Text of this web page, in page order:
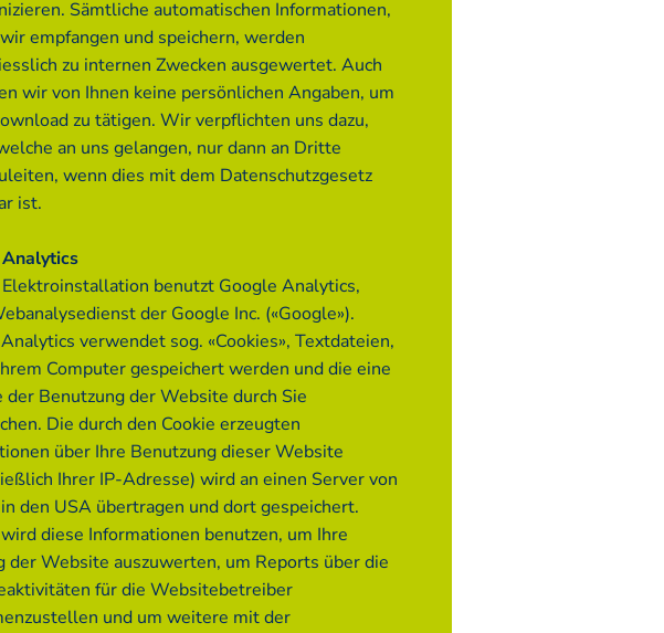
Sämtliche automatischen Informationen,
empfangen und speichern, werden
zu internen Zwecken ausgewertet. Auch
wir von Ihnen keine persönlichen Angaben, um
zu tätigen. Wir verpflichten uns dazu,
an uns gelangen, nur dann an Dritte
wenn dies mit dem Datenschutzgesetz
ist.
Elektroinstallation benutzt Google Analytics,
der Google Inc. («Google»).
verwendet sog. «Cookies», Textdateien,
Computer gespeichert werden und die eine
der Benutzung der Website durch Sie
Die durch den Cookie erzeugten
über Ihre Benutzung dieser Website
Ihrer IP-Adresse) wird an einen Server von
den USA übertragen und dort gespeichert.
diese Informationen benutzen, um Ihre
der Website auszuwerten, um Reports über die
für die Websitebetreiber
und um weitere mit der